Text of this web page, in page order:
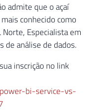
admite que o açaí
conhecido como
Norte, Especialista em
de análise de dados.
inscrição no link
bi-service-vs-